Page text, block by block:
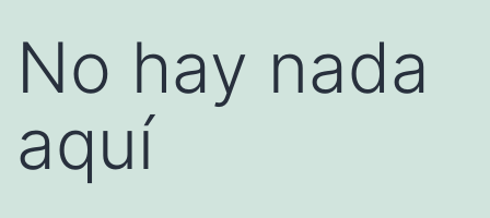
No hay nada
aquí